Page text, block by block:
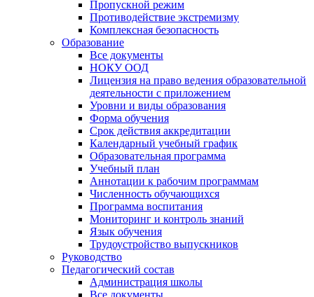
Пропускной режим
Противодействие экстремизму
Комплексная безопасность
Образование
Все документы
НОКУ ООД
Лицензия на право ведения образовательной
деятельности с приложением
Уровни и виды образования
Форма обучения
Срок действия аккредитации
Календарный учебный график
Образовательная программа
Учебный план
Аннотации к рабочим программам
Численность обучающихся
Программа воспитания
Мониторинг и контроль знаний
Язык обучения
Трудоустройство выпускников
Руководство
Педагогический состав
Администрация школы
Все документы